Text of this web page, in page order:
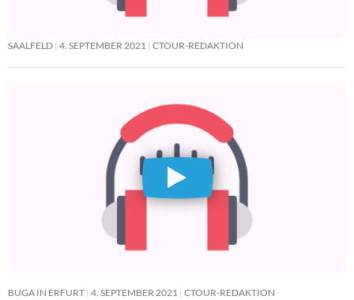
SAALFELD 4. SEPTEMBER 2021 CTOUR-REDAKTION
BUGA IN ERFURT 4. SEPTEMBER 2021 CTOUR-REDAKTION